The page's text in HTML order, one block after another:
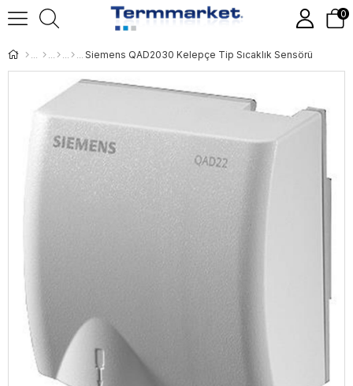
0
Siemens QAD2030 Kelepçe Tip Sıcaklık Sensörü